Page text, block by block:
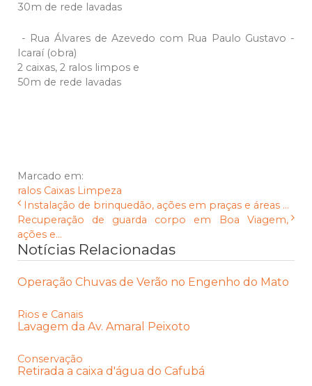
30m de rede lavadas
- Rua Álvares de Azevedo com Rua Paulo Gustavo -
Icaraí (obra)
2 caixas, 2 ralos limpos e
50m de rede lavadas
Marcado em:
ralos Caixas Limpeza
Instalação de brinquedão, ações em praças e áreas ...
Recuperação de guarda corpo em Boa Viagem,
ações e...
Notícias Relacionadas
Operação Chuvas de Verão no Engenho do Mato
Rios e Canais
Lavagem da Av. Amaral Peixoto
Conservação
Retirada a caixa d'água do Cafubá